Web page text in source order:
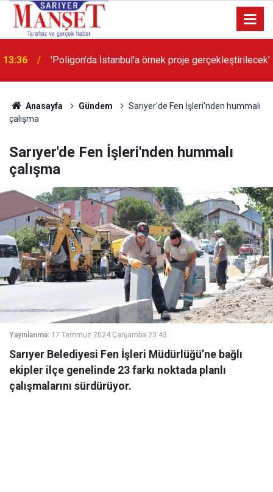
13:36 'Poligon'da İstanbul'a örnek proje gerçekleştirilecek'
Anasayfa Gündem
Sarıyer'de Fen İşleri'nden hummalı
çalışma
Sarıyer'de Fen İşleri'nden hummalı
çalışma
Yayınlanma: 17 Temmuz 2024 Çarşamba 23:43
Sarıyer Belediyesi Fen İşleri Müdürlüğü’ne bağlı
ekipler ilçe genelinde 23 farkı noktada planlı
çalışmalarını sürdürüyor.